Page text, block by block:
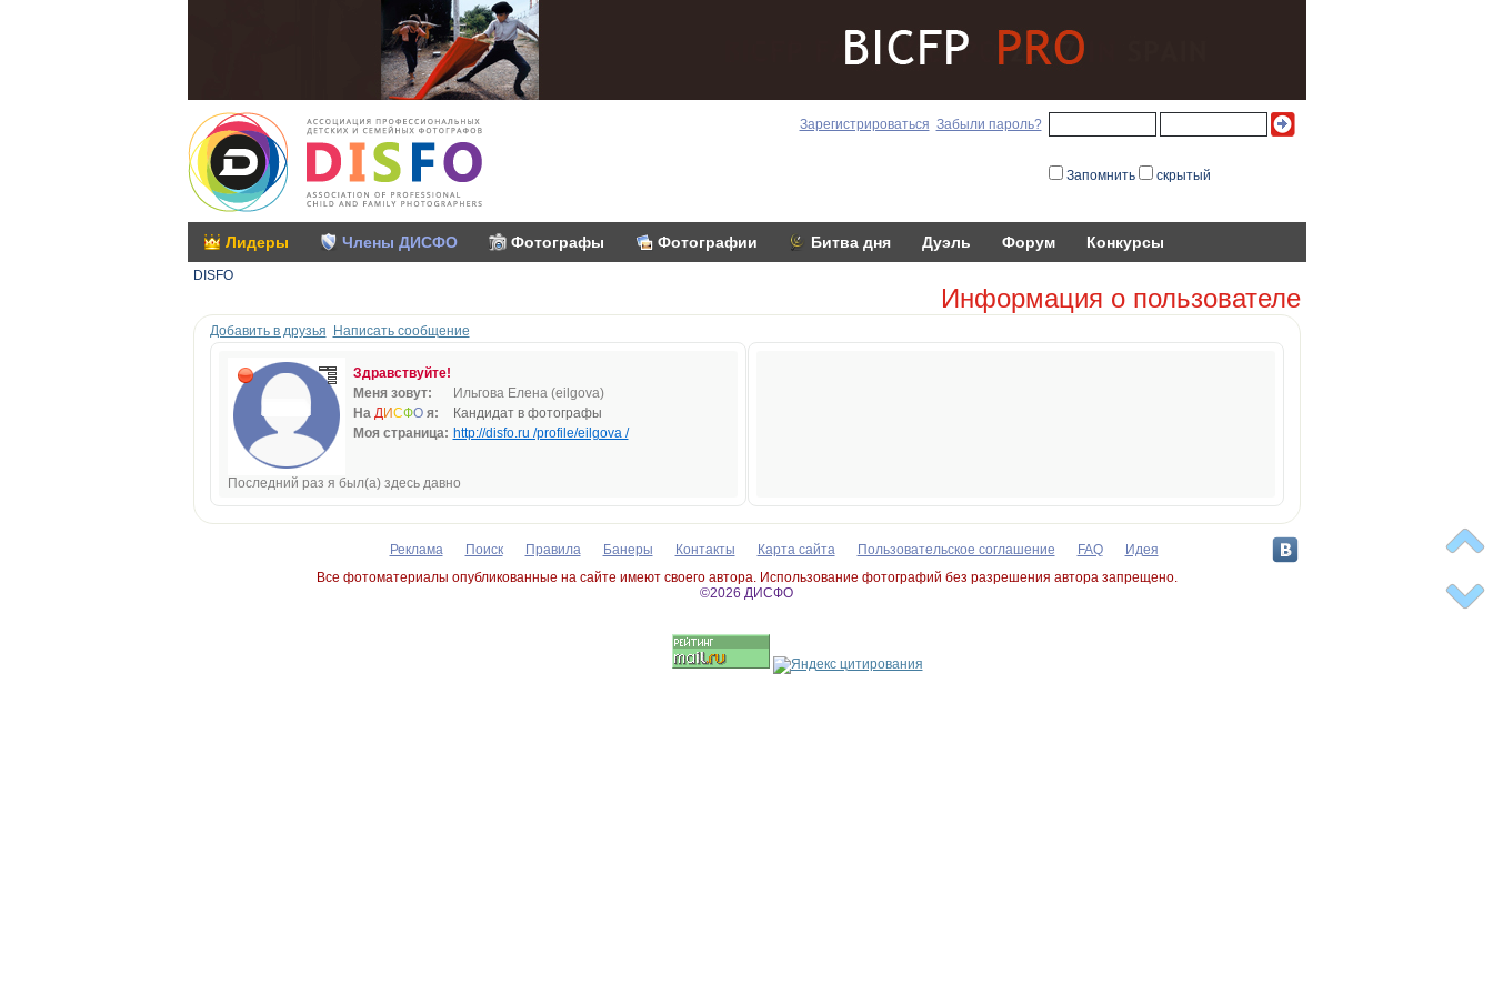
Зарегистрироваться Забыли пароль?
Запомнить скрытый
Лидеры Члены ДИСФО Фотографы Фотографии Битва дня Дуэль Форум Конкурсы
DISFO
Информация о пользователе
Добавить в друзья Написать сообщение
Здравствуйте!
Меня зовут:
Ильгова Елена (eilgova)
На ДИСФОя:
Кандидат в фотографы
Моя страница: http://disfo.ru /profile/eilgova /
Последний раз я был(а) здесь давно
Реклама Поиск Правила Банеры Контакты Карта сайта Пользовательское соглашение FAQ
Идея
Все фотоматериалы опубликованные на сайте имеют своего автора. Использование фотографий без разрешения автора запрещено.
©2026 ДИСФО